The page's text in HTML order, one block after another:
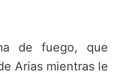
de fuego, que
Arias mientras le